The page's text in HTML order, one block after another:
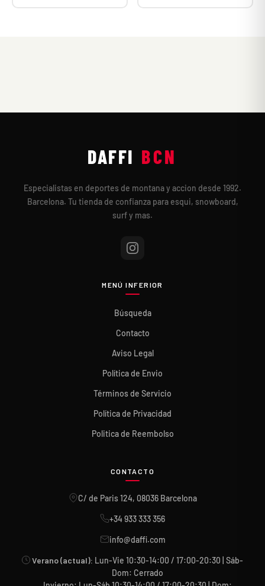
DAFFI BCN
Especialistas en deportes de montana y accion desde 1992.
Barcelona. Tu tienda de confianza para esqui, snowboard,
surf y mas.
MENÚ INFERIOR
Búsqueda
Contacto
Aviso Legal
Política de Envio
Términos de Servicio
Política de Privacidad
Politica de Reembolso
CONTACTO
C/ de Paris 124, 08036 Barcelona
+34 933 333 356
info@daffi.com
Verano (actual): Lun-Vie 10:30-14:00 / 17:00-20:30 | Sáb-
Dom: Cerrado